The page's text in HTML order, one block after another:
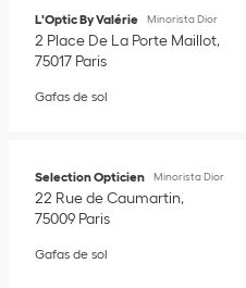
L'Optic By Valérie Minorista Dior
2 Place De La Porte Maillot
75017 Paris
Gafas de sol
Selection Opticien Minorista Dior
22 Rue de Caumartin
75009 Paris
Gafas de sol